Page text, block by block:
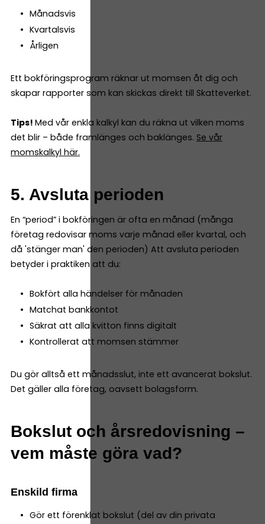
Månadsvis
Kvartalsvis
Årligen
Ett bokföringsprogram räknar ut momsen åt dig och
skapar rapporter som kan skickas direkt till Skatteverket.
Tips! Med vår enkla kalkyl kan du räkna ut vilken moms
det blir – både framlänges och baklänges. Se vår
momskalkyl här.
5. Avsluta perioden
En “period” i bokföringen är ofta en månad (många
företag redovisar moms varje månad eller kvartal, och
då 'stänger man' den perioden) Att avsluta perioden
betyder i praktiken att du:
Bokfört alla händelser för månaden
Matchat bankkontot
Säkrat att alla kvitton finns digitalt
Kontrollerat att momsen stämmer
Du gör alltså ett månadsslut, inte ett avancerat bokslut.
Det gäller alla företag, oavsett bolagsform.
Bokslut och årsredovisning –
vem måste göra vad?
Enskild firma
Gör ett förenklat bokslut (del av din privata